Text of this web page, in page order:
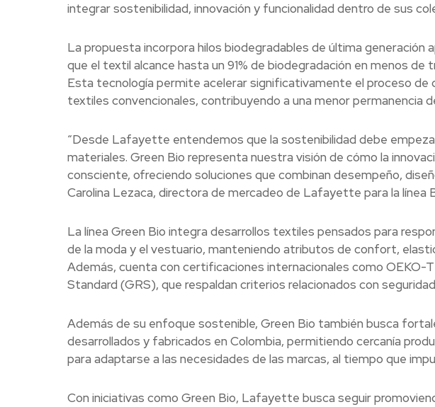
integrar sostenibilidad, innovación y funcionalidad dentro de sus
La propuesta incorpora hilos biodegradables de última generación
que el textil alcance hasta un 91% de biodegradación en menos
Esta tecnología permite acelerar significativamente el proceso
textiles convencionales, contribuyendo a una menor permanencia
“Desde Lafayette entendemos que la sostenibilidad debe
materiales. Green Bio representa nuestra visión de cómo la
consciente, ofreciendo soluciones que combinan desempeño,
Carolina Lezaca, directora de mercadeo de Lafayette para la línea
La línea Green Bio integra desarrollos textiles pensados para
de la moda y el vestuario, manteniendo atributos de confort,
Además, cuenta con certificaciones internacionales como OEKO-
Standard (GRS), que respaldan criterios relacionados con
Además de su enfoque sostenible, Green Bio también busca
desarrollados y fabricados en Colombia, permitiendo cercanía
para adaptarse a las necesidades de las marcas, al tiempo que
Con iniciativas como Green Bio, Lafayette busca seguir